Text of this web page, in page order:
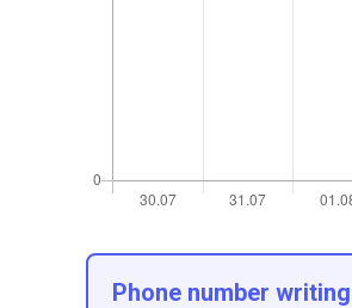
Phone number